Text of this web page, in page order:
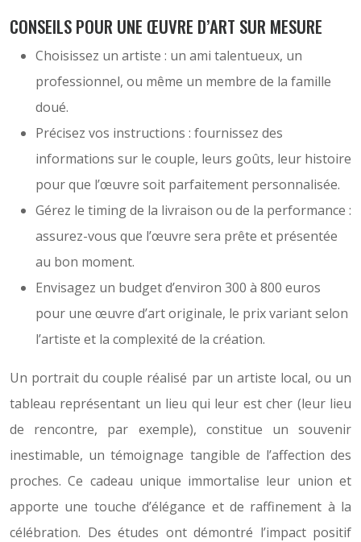
CONSEILS POUR UNE ŒUVRE D’ART SUR MESURE
Choisissez un artiste : un ami talentueux, un
professionnel, ou même un membre de la famille
doué.
Précisez vos instructions : fournissez des
informations sur le couple, leurs goûts, leur histoire
pour que l’œuvre soit parfaitement personnalisée.
Gérez le timing de la livraison ou de la performance :
assurez-vous que l’œuvre sera prête et présentée
au bon moment.
Envisagez un budget d’environ 300 à 800 euros
pour une œuvre d’art originale, le prix variant selon
l’artiste et la complexité de la création.
Un portrait du couple réalisé par un artiste local, ou un
tableau représentant un lieu qui leur est cher (leur lieu
de rencontre, par exemple), constitue un souvenir
inestimable, un témoignage tangible de l’affection des
proches. Ce cadeau unique immortalise leur union et
apporte une touche d’élégance et de raffinement à la
célébration. Des études ont démontré l’impact positif